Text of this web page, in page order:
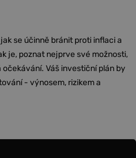
se účinně bránit proti inflaci a
je, poznat nejprve své možnosti,
Váš investiční plán by
- výnosem, rizikem a